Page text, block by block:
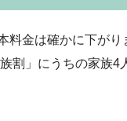
料金は確かに下がり
割」にうちの家族4